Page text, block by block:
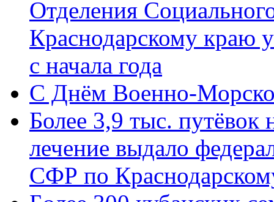
Отделения
Краснодарскому краю
с начала года
C Днём Военно-
Более 3,9 тыс. путёвок
лечение выдало
СФР по